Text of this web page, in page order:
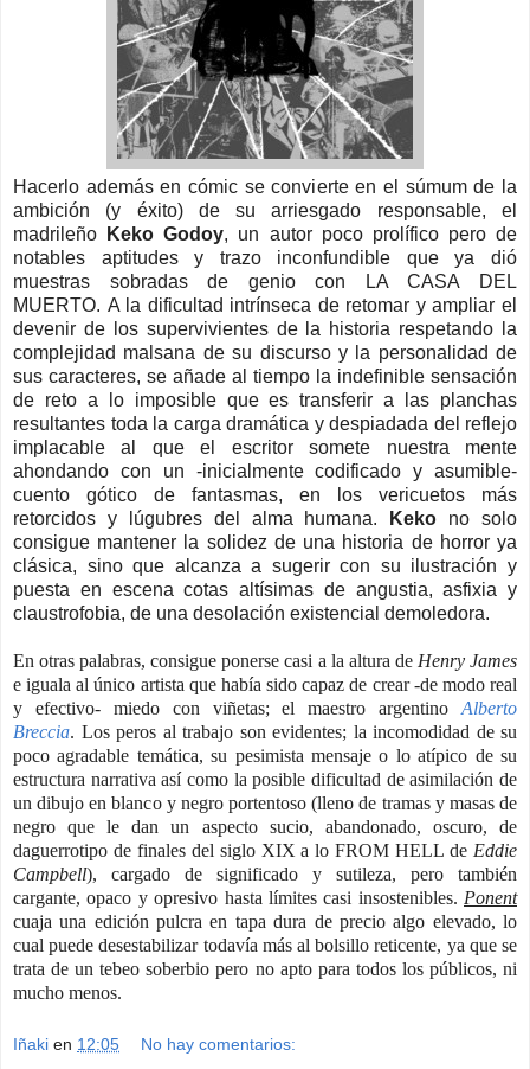
Hacerlo además en cómic se convierte en el súmum de la
ambición (y éxito) de su arriesgado responsable, el
madrileño
Keko Godoy, un autor poco prolífico pero de
notables aptitudes y trazo inconfundible que ya dió
muestras sobradas de genio con LA CASA DEL
MUERTO. A la dificultad intrínseca de retomar y ampliar el
devenir de los supervivientes de la historia respetando la
complejidad malsana de su discurso y la personalidad de
sus caracteres, se añade al tiempo la indefinible sensación
de reto a lo imposible que es transferir a las planchas
resultantes toda la carga dramática y despiadada del reflejo
implacable al que el escritor somete nuestra mente
ahondando con un -inicialmente codificado y asumible-
cuento gótico de fantasmas, en los vericuetos más
retorcidos y lúgubres del alma humana.
Keko no solo
consigue mantener la solidez de una historia de horror ya
clásica, sino que alcanza a sugerir con su ilustración y
puesta en escena cotas altísimas de angustia, asfixia y
claustrofobia, de una desolación existencial demoledora.
En otras palabras, consigue ponerse casi a la altura de Henry James
e iguala al único artista que había sido capaz de crear -de modo real
y efectivo- miedo con viñetas; el maestro argentino Alberto
Breccia. Los peros al trabajo son evidentes; la incomodidad de su
poco agradable temática, su pesimista mensaje o lo atípico de su
estructura narrativa así como la posible dificultad de asimilación de
un dibujo en blanco y negro portentoso (lleno de tramas y masas de
negro que le dan un aspecto sucio, abandonado, oscuro, de
daguerrotipo de finales del siglo XIX a lo FROM HELL de Eddie
Campbell), cargado de significado y sutileza, pero también
cargante, opaco y opresivo hasta límites casi insostenibles. Ponent
cuaja una edición pulcra en tapa dura de precio algo elevado, lo
cual puede desestabilizar todavía más al bolsillo reticente, ya que se
trata de un tebeo soberbio pero no apto para todos los públicos, ni
mucho menos.
Iñaki en 12:05 No hay comentarios: